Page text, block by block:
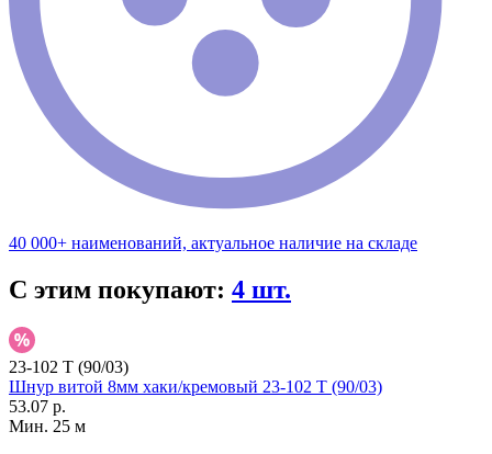
40 000+ наименований, актуальное наличие на складе
С этим покупают: 4 шт.
23-102 T (90/03)
Шнур витой 8мм хаки/кремовый 23-102 T (90/03)
53.07 р.
Мин. 25 м